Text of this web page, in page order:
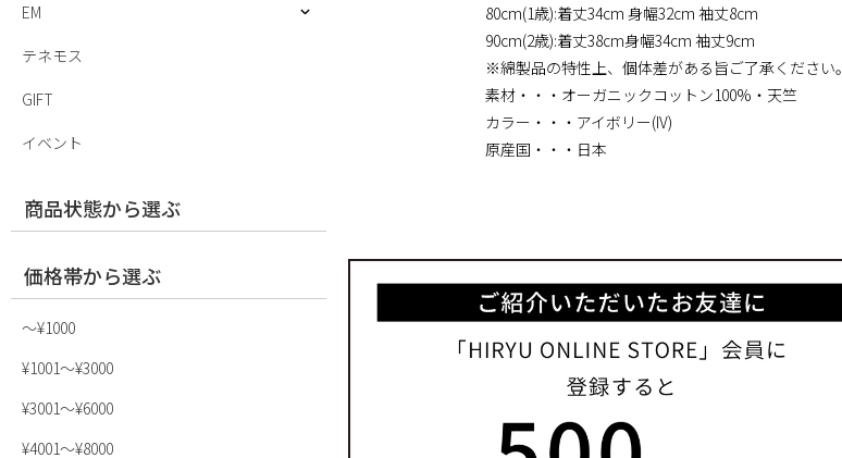
EM
テネモス
GIFT
イベント
商品状態から選ぶ
価格帯から選ぶ
〜¥1000
¥1001〜¥3000
¥3001〜¥6000
¥4001〜¥8000
80cm(1歳):着丈34cm 身幅32cm 袖丈8cm
90cm(2歳):着丈38cm身幅34cm 袖丈9cm
※綿製品の特性上、個体差がある旨ご了承ください。
素材・・・オーガニックコットン100%・天竺
カラー・・・アイボリー(IV)
原産国・・・日本